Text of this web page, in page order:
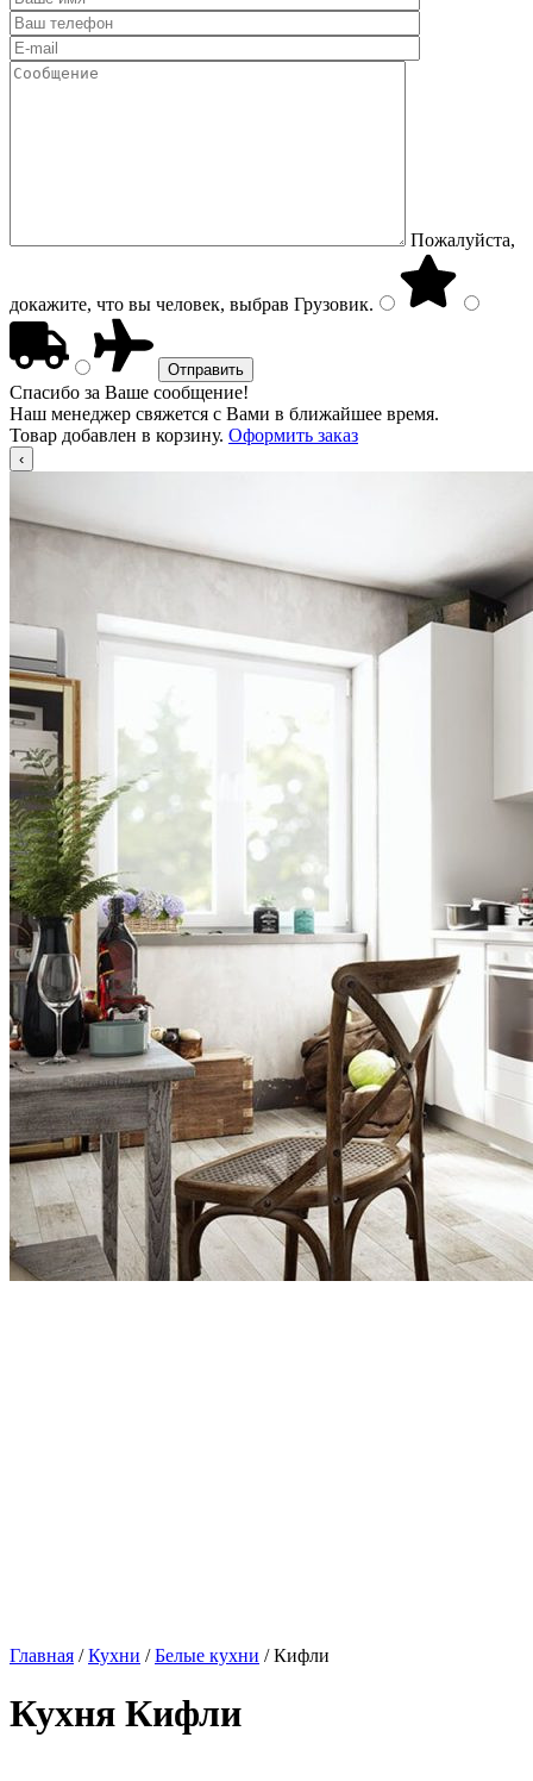
Пожалуйста,
докажите, что вы человек, выбрав Грузовик.
Спасибо за Ваше сообщение!
Наш менеджер свяжется с Вами в ближайшее время.
Товар добавлен в корзину. Оформить заказ
Главная /Кухни /Белые кухни / Кифли
Кухня Кифли